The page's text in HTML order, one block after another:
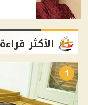
الأكثر قراءة
1